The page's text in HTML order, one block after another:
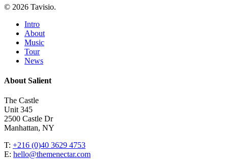
© 2026 Tavisio.
Close
Menu
Intro
About
Music
Tour
News
About Salient
The Castle
Unit 345
2500 Castle Dr
Manhattan, NY
T: +216 (0)40 3629 4753
E: hello@themenectar.com